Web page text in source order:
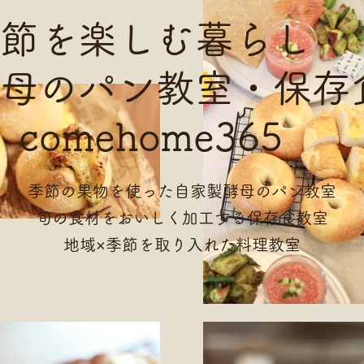
を楽しむ暮らし
のパン教室・保存
comehome365
季節の果物を使った自家製酵母のパン教室
旬の食材をおいしく加工する保存食教室
地域×季節を取り入れた料理教室